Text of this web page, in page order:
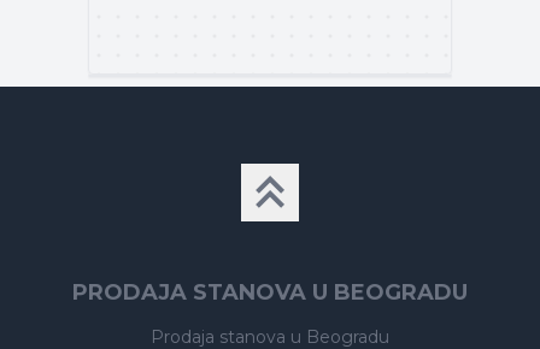
PRODAJA STANOVA U BEOGRADU
Prodaja stanova u Beogradu